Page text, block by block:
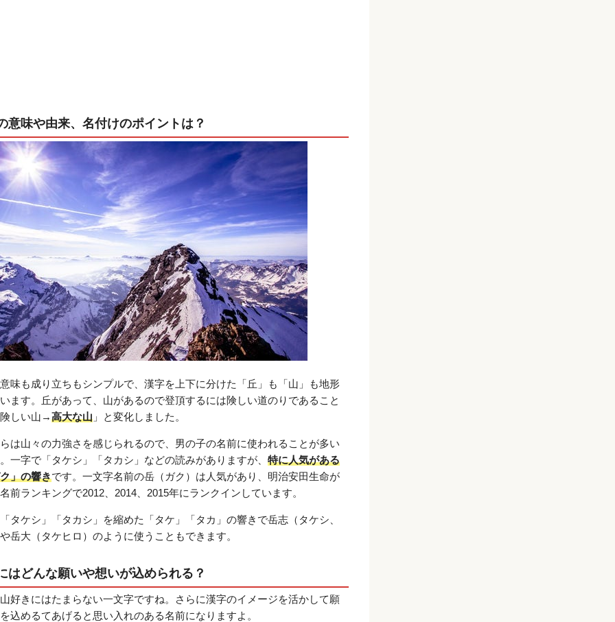
意味や由来、名付けのポイントは？
味も成り立ちもシンプルで、漢字を上下に分けた「丘」も「山」も地形
ます。丘があって、山があるので登頂するには険しい道のりであること
しい山→高大な山 」と変化しました。
は山々の力強さを感じられるので、男の子の名前に使われることが多い
一字で「タケシ」「タカシ」などの読みがありますが、 特に人気がある
」の響きです。一文字名前の岳（ガク）は人気があり、明治安田生命が
前ランキングで2012、2014、2015年にランクインしています。
タケシ」「タカシ」を縮めた「タケ」「タカ」の響きで岳志（タケシ、
岳大（タケヒロ）のように使うこともできます。
はどんな願いや想いが込められる？
好きにはたまらない一文字ですね。さらに漢字のイメージを活かして願
込めるてあげると思い入れのある名前になりますよ。